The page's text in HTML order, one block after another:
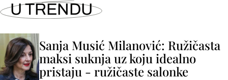
U TRENDU
Sanja Musić Milanović: Ružičasta
maksi suknja uz koju idealno
pristaju - ružičaste salonke